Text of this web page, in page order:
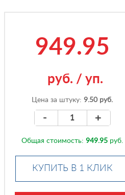
949.95
руб. / уп.
Цена за штуку:9.50 руб.
- +
Общая стоимость:949.95 руб.
КУПИТЬ В 1 КЛИК